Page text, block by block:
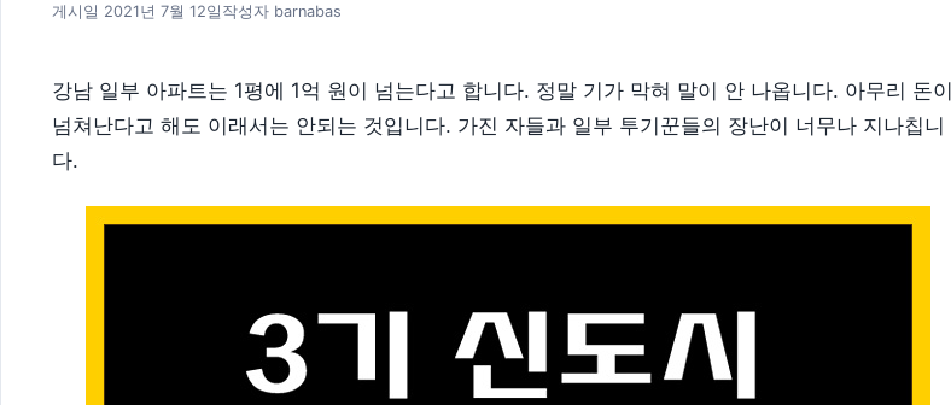
게시일 2021년 7월 12일 2026년 8월 1일
작성자 barnabas
강남 일부 아파트는 1평에 1억 원이 넘는다고 합니다. 정말 기가 막혀 말이 안 나옵니다. 아무리 돈이
넘쳐난다고 해도 이래서는 안되는 것입니다. 가진 자들과 일부 투기꾼들의 장난이 너무나 지나칩니
다.